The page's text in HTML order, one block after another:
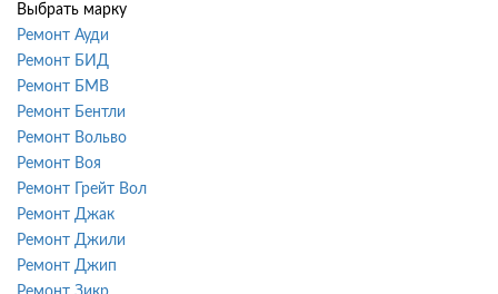
Выбрать марку
Ремонт Ауди
Ремонт БИД
Ремонт БМВ
Ремонт Бентли
Ремонт Вольво
Ремонт Воя
Ремонт Грейт Вол
Ремонт Джак
Ремонт Джили
Ремонт Джип